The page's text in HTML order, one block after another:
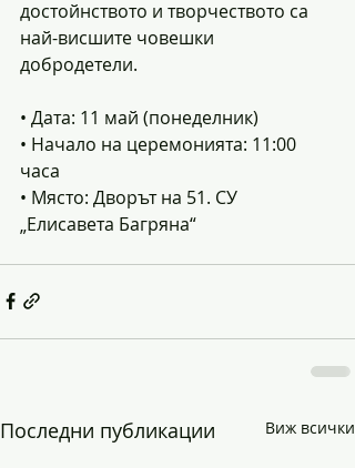
достойнството и творчеството са
най-висшите човешки
добродетели.
• Дата: 11 май (понеделник)
• Начало на церемонията: 11:00
часа
• Място: Дворът на 51. СУ
„Елисавета Багряна“
Последни публикации Виж всички